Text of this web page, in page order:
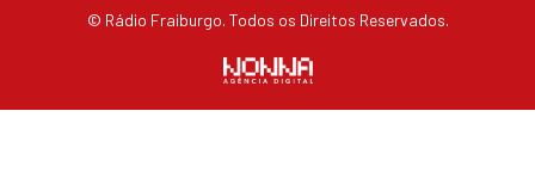
© Rádio Fraiburgo. Todos os Direitos Reservados.